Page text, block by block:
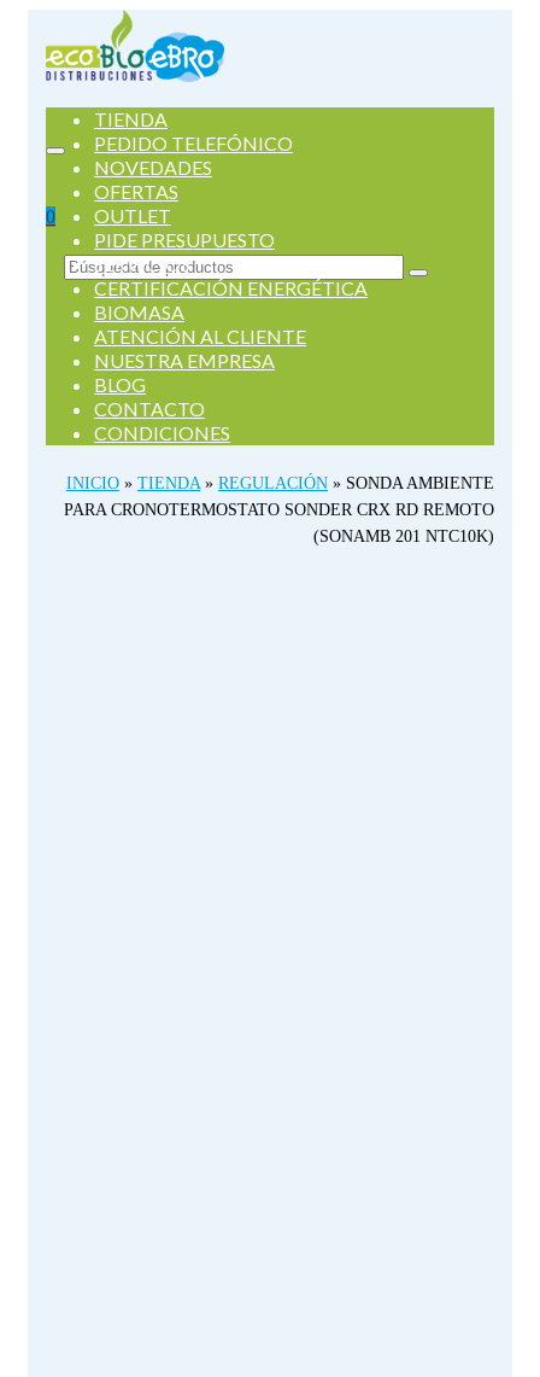
0
Buscar
por:
TIENDA
PEDIDO TELEFÓNICO
NOVEDADES
OFERTAS
OUTLET
PIDE PRESUPUESTO
SERVICIOS
CERTIFICACIÓN ENERGÉTICA
BIOMASA
ATENCIÓN AL CLIENTE
NUESTRA EMPRESA
BLOG
CONTACTO
CONDICIONES
INICIO » TIENDA » REGULACIÓN » SONDA AMBIENTE
PARA CRONOTERMOSTATO SONDER CRX RD REMOTO
(SONAMB 201 NTC10K)